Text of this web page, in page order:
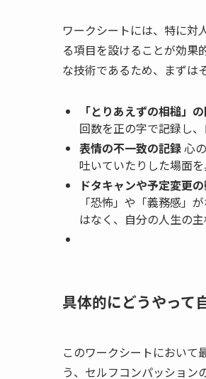
ワークシートには、特に対
る項目を設けることが効果
な技術であるため、まずは
「とりあえずの相槌」
回数を正の字で記録し
表情の不一致の記録心
吐いていたりした場面を
ドタキャンや予定変更
「恐怖」や「義務感」
はなく、自分の人生の
具体的にどうやって
このワークシートにおいて
う、セルフコンパッション